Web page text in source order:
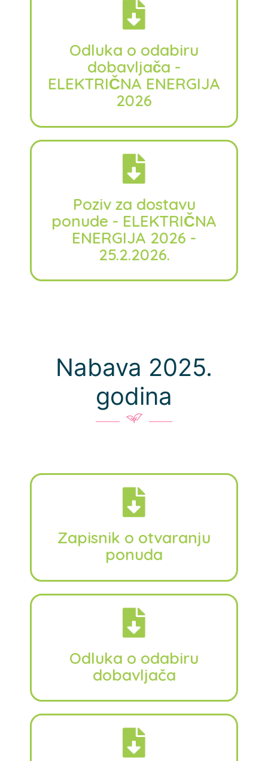
Odluka o odabiru
dobavljača -
ELEKTRIČNA ENERGIJA
2026
Poziv za dostavu
ponude - ELEKTRIČNA
ENERGIJA 2026 -
25.2.2026.
Nabava 2025.
godina
Zapisnik o otvaranju
ponuda
Odluka o odabiru
dobavljača